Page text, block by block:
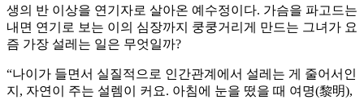
생의 반 이상을 연기자로 살아온 예수정이다. 가슴을 파고드는
내면 연기로 보는 이의 심장까지 쿵쿵거리게 만드는 그녀가 요
즘 가장 설레는 일은 무엇일까?
“나이가 들면서 실질적으로 인간관계에서 설레는 게 줄어서인
지, 자연이 주는 설렘이 커요. 아침에 눈을 떴을 때 여명(黎明),